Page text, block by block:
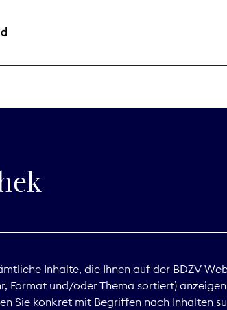
GmbH
Inhalte, die Ihnen auf der BDZV-
Format und/oder Thema sortiert)
Sie konkret mit Begriffen nach Inhalten